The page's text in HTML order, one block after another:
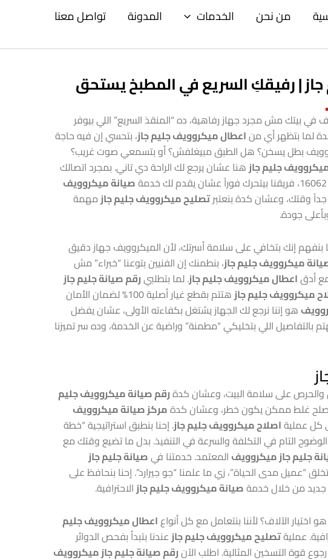
من نحن الخدمات المدونة تواصل معنا
| رفيقكِ السريع في المطبخ يستحق
في بيتك مش مجرد جهاز رفاهية، ده “المنقذ السريع” اللي بيوفر
لما بتظهر أي مناعطال ميكروويف جليم جاز، بتحسي إن فيه حاجة
بطل يسخن؟ هل الطبق مبيغلفش؟ أو بتسمعي صوت غريب؟
جليم جازهنا عشان يرجع لك الراحة دي تاني. بمجرد اتصالك
صيانة ميكروويف
جداً وقتك، وعشان كدة بنعتبرتصليح ميكروويف جليم جازمهمة
جودة.
بنفهم إنك بتخافي على سلامة أسرتك، لأن الميكروويف جهاز دقيق
ميكروويف جليم جاز، بنطمنك إن الفنيين بتوعنا “خبراء” مش
أدقاعطال ميكروويف جليم جاز. لما بتطلبيرقم صيانة جليم جاز
ميكروويف جليم جاز
هتتم بقطع غيار أصلية 100% لضمان الأمان
هو إننا نرجع لك الجهاز يشتغل بكفاءته الأولى، عشان يفضل
بالتفاصيل اللي بتخليكي “مطمنة” وراضية عن الخدمة، وده سر تميزنا
والحرص على سلامة البيت، وعشان كدةرقم صيانة ميكروويف جليم
غلط ممكن يكون خطر، وعشان كدةمركز صيانة ميكروويف
عمليةاصلاح ميكروويف جليم جاز. إحنا بنطبق استراتيجية “خطة
التام في التكلفة والسرعة في التنفيذ. بدل ما تضيع وقتك مع
جليم جاز ميكروويف المعتمد. خدمتنا فيصيانة جليم جاز
“عميل مدى الحياة”، زي ما علمنا “جو جيرارد”. إحنا بنحافظ على
جديد من خلال خدمةصيانة ميكروويف جليم جازالاحترافية.
اختيار الآلاف؟ لأننا بنتعامل مع كل أنواعاعطال ميكروويف جليم
عمليةتصليح ميكروويف جليم جازعندنا بتبدأ بفحص الدوائر
قوة التسخين المثالية. اطلب الآنرقم صيانة جليم جاز ميكروويف